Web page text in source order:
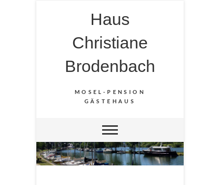
Haus
Christiane
Brodenbach
MOSEL-PENSION
GÄSTEHAUS